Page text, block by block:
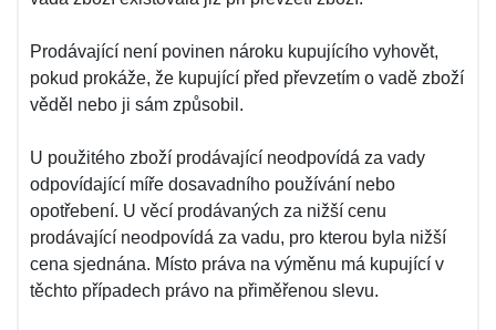
Prodávající není povinen nároku kupujícího vyhovět,
pokud prokáže, že kupující před převzetím o vadě zboží
věděl nebo ji sám způsobil.
U použitého zboží prodávající neodpovídá za vady
odpovídající míře dosavadního používání nebo
opotřebení. U věcí prodávaných za nižší cenu
prodávající neodpovídá za vadu, pro kterou byla nižší
cena sjednána. Místo práva na výměnu má kupující v
těchto případech právo na přiměřenou slevu.